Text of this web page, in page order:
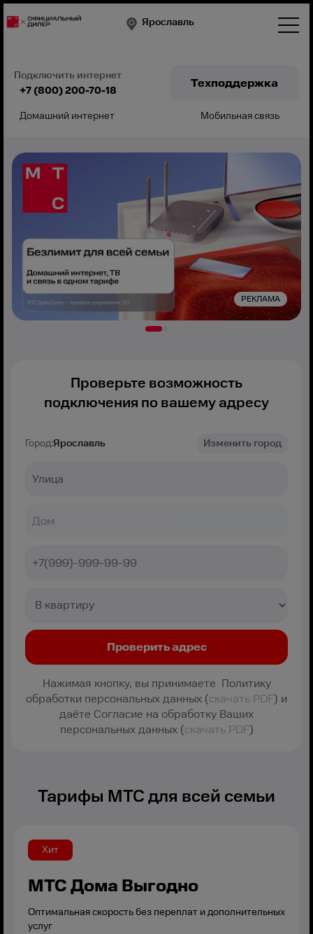
Ярославль
Подключить интернет
+7 (800) 200-70-18
Техподдержка
Домашний интернет Мобильная связь
РЕКЛАМА
Проверьте возможность
подключения по вашему адресу
Город:Ярославль Изменить город
Нажимая кнопку, вы принимаете Политику
обработки персональных данных (скачать PDF) и
даёте Согласие на обработку Ваших
персональных данных (скачать PDF)
Тарифы МТС для всей семьи
Хит
МТС Дома Выгодно
Оптимальная скорость без переплат и дополнительных
услуг